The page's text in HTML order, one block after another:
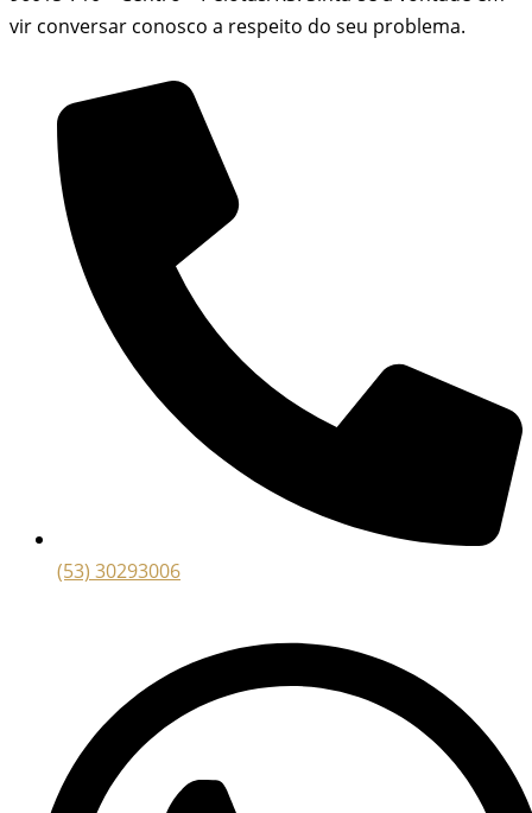
vir conversar conosco a respeito do seu problema.
(53) 30293006